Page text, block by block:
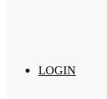
LOGIN